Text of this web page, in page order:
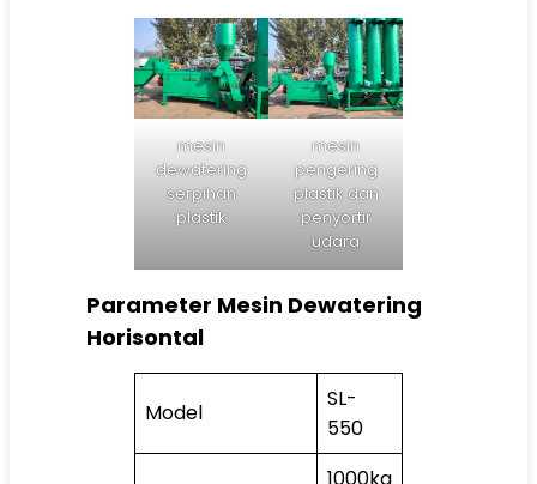
mesin
dewatering
serpihan
plastik
mesin
pengering
plastik dan
penyortir
udara
Parameter Mesin Dewatering
Horisontal
Model
SL-
550